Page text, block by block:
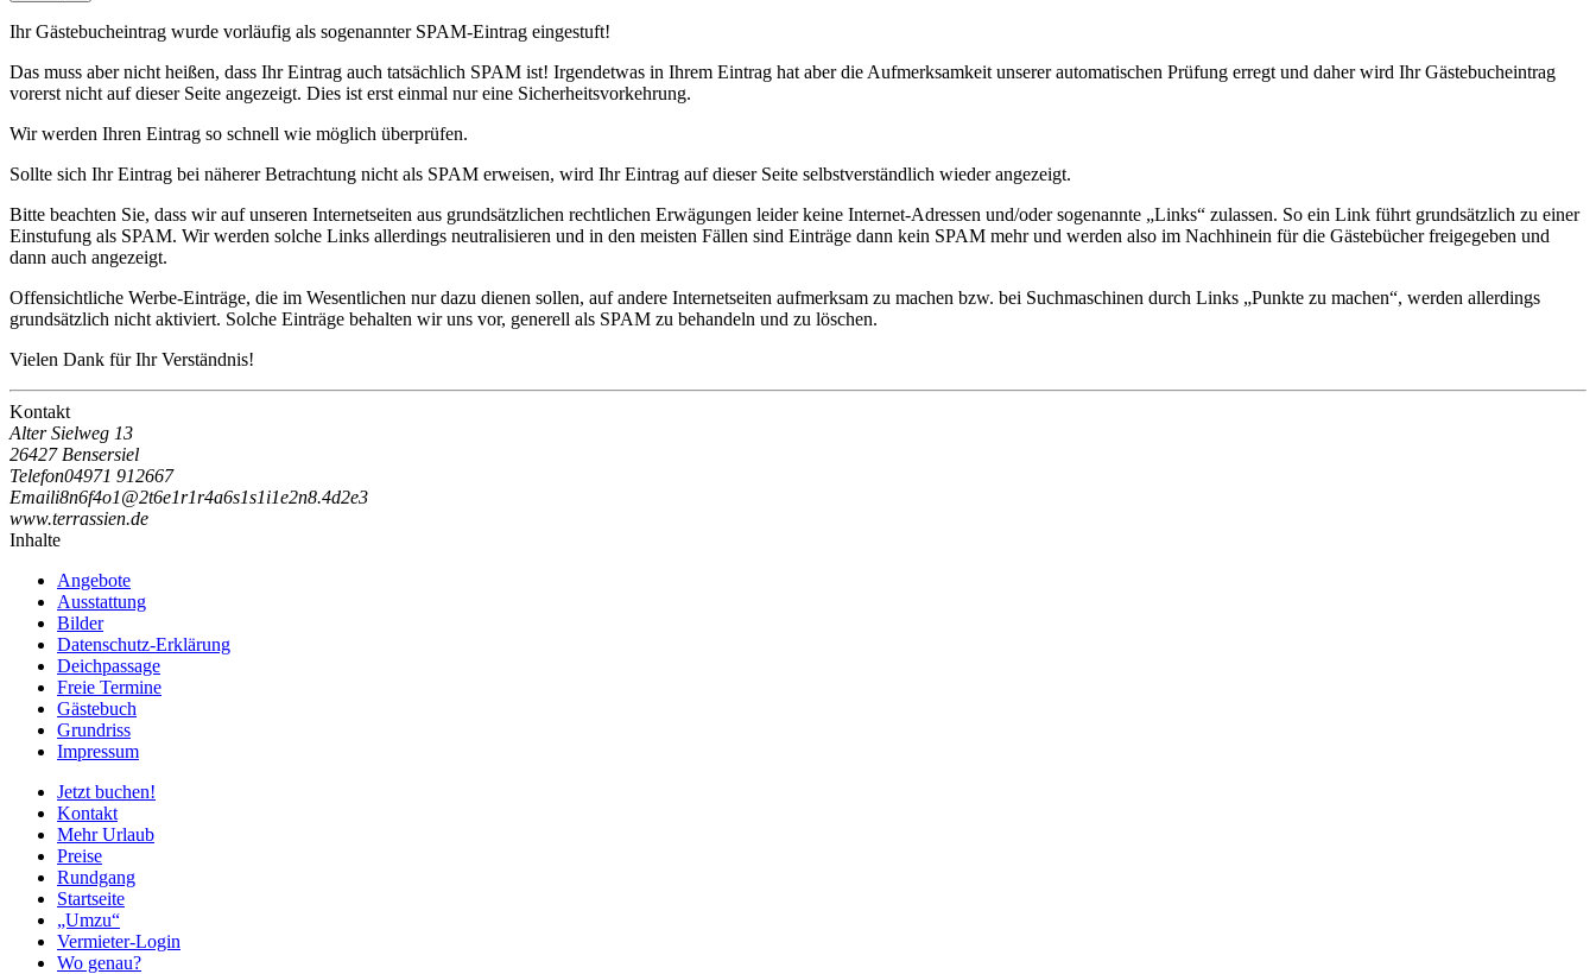
Ihr Gästebucheintrag wurde vorläufig als sogenannter SPAM-Eintrag eingestuft!
Das muss aber nicht heißen, dass Ihr Eintrag auch tatsächlich SPAM ist! Irgendetwas in Ihrem Eintrag hat aber die Aufmerksamkeit unserer automatischen Prüfung erregt und daher wird Ihr Gästebucheintrag
vorerst nicht auf dieser Seite angezeigt. Dies ist erst einmal nur eine Sicherheitsvorkehrung.
Wir werden Ihren Eintrag so schnell wie möglich überprüfen.
Sollte sich Ihr Eintrag bei näherer Betrachtung nicht als SPAM erweisen, wird Ihr Eintrag auf dieser Seite selbstverständlich wieder angezeigt.
Bitte beachten Sie, dass wir auf unseren Internetseiten aus grundsätzlichen rechtlichen Erwägungen leider keine Internet-Adressen und/oder sogenannte „Links“ zulassen. So ein Link führt grundsätzlich zu einer
Einstufung als SPAM. Wir werden solche Links allerdings neutralisieren und in den meisten Fällen sind Einträge dann kein SPAM mehr und werden also im Nachhinein für die Gästebücher freigegeben und
dann auch angezeigt.
Offensichtliche Werbe-Einträge, die im Wesentlichen nur dazu dienen sollen, auf andere Internetseiten aufmerksam zu machen bzw. bei Suchmaschinen durch Links „Punkte zu machen“, werden allerdings
grundsätzlich nicht aktiviert. Solche Einträge behalten wir uns vor, generell als SPAM zu behandeln und zu löschen.
Vielen Dank für Ihr Verständnis!
Kontakt
Alter Sielweg 13
26427 Bensersiel
Telefon04971 912667
Emaili8n6f4o1@2t6e1r1r4a6s1s1i1e2n8.4d2e3
www.terrassien.de
Inhalte
Angebote
Ausstattung
Bilder
Datenschutz-Erklärung
Deichpassage
Freie Termine
Gästebuch
Grundriss
Impressum
Jetzt buchen!
Kontakt
Mehr Urlaub
Preise
Rundgang
Startseite
„Umzu“
Vermieter-Login
Wo genau?